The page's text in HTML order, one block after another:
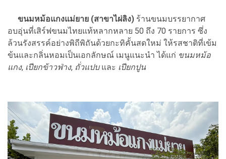
ขนมหม้อแกงแม่ยาย (สาขาไผ่ลิง) ร้านขนมบรรยากาศ
อบอุ่นที่เสิร์ฟขนมไทยแท้หลากหลาย 50 ถึง 70 รายการ ซึ่ง
ล้วนรังสรรค์อย่างพิถีพิถันด้วยกะทิคั้นสดใหม่ ให้รสชาติที่เข้ม
ข้นและกลิ่นหอมเป็นเอกลักษณ์ เมนูแนะนำ ได้แก่ ขนมหม้อ
แกง, เปียกข้าวฟ่าง, ถั่วแปบและ เปียกปูน